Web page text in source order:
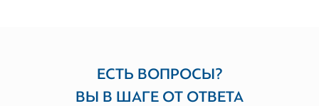
ЕСТЬ ВОПРОСЫ?
ВЫ В ШАГЕ ОТ ОТВЕТА